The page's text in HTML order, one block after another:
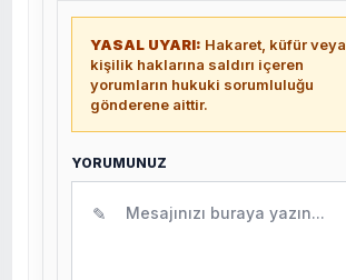
YASAL UYARI: Hakaret, küfür veya
kişilik haklarına saldırı içeren
yorumların hukuki sorumluluğu
gönderene aittir.
YORUMUNUZ
✎